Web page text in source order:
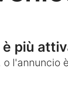
più
l'annuncio